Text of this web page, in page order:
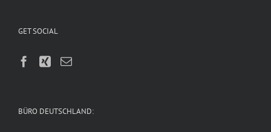
GET SOCIAL
BÜRO DEUTSCHLAND: